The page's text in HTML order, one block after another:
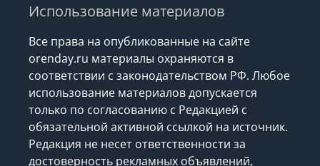
Использование материалов
Все права на опубликованные на сайте
orenday.ru материалы охраняются в
соответствии с законодательством РФ. Любое
использование материалов допускается
только по согласованию с Редакцией с
обязательной активной ссылкой на источник.
Редакция не несет ответственности за
достоверность рекламных объявлений,